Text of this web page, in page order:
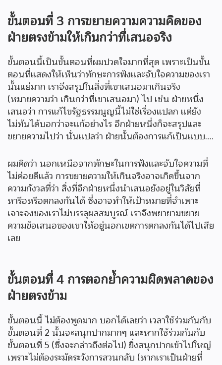
ขั้นตอนที่ 3 การขยายความความคิดของ
ฝ่ายตรงข้ามให้เกินกว่าที่เสนอจริง
ขั้นตอนนี้เป็นขั้นตอนที่ผมปวดใจมากที่สุด เพราะเป็นขั้น
ตอนที่แสดงให้เห็นว่าทักษะการฟังและจับใจความของเรา
นั้นแย่มาก เราจึงสรุปในสิ่งที่เขาเสนอมาเกินจริง
(หมายความว่า เกินกว่าที่เขาเสนอมา) ไป เช่น ฝ่ายหนึ่ง
เสนอว่า การแก้ไขรัฐธรรมนูญนี้ไม่ใช่เรื่องแปลก แต่ยัง
ไม่ทันได้บอกว่าจะแก้อย่างไร อีกฝ่ายหนึ่งก็จะสรุปและ
ขยายความไปว่า นั่นแปลว่า ฝ่ายนั้นต้องการแก้เป็นแบบ….
ผมคิดว่า นอกเหนือจากทักษะในการฟังและจับใจความที่
ไม่ค่อยดีแล้ว การขยายความให้เกินจริงอาจเกิดขึ้นจาก
ความกังวลที่ว่า สิ่งที่อีกฝ่ายหนึ่งนำเสนอยังอยู่ในวิสัยที่
หารือหรือตกลงกันได้ ซึ่งอาจทำให้เป้าหมายที่จำเพาะ
เจาะจงของเราไม่บรรลุผลสมบูรณ์ เราจึงพยายามขยาย
ความข้อเสนอของเขาให้อยู่นอกเขตการตกลงกันได้ไปเสีย
เลย
ขั้นตอนที่4 การตอกย้ำความผิดพลาดของ
ฝ่ายตรงข้าม
ขั้นตอนนี้ ไม่ต้องพูดมาก บอกได้เลยว่า เวลาใช้ร่วมกันกับ
ขั้นตอนที่ 2 นั้นจะสนุกปากมากๆ และหากใช้ร่วมกันกับ
ขั้นตอนที่ 5 (ซึ่งจะกล่าวถึงต่อไป) ยิ่งสนุกปากเข้าไปใหญ่
เพราะไม่ต้องระมัดระวังการสวนกลับ (หากเราเป็นฝ่ายที่